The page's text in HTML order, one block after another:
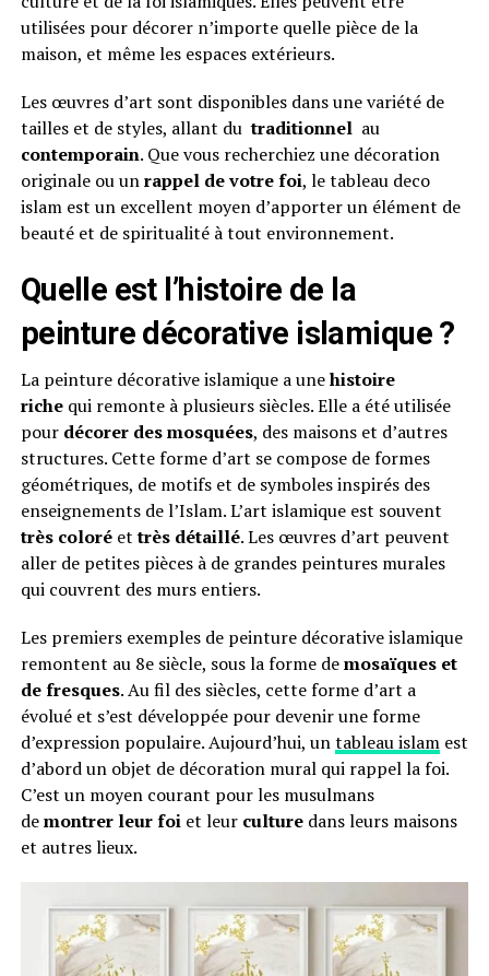
utilisées pour décorer n’importe quelle pièce de la
maison, et même les espaces extérieurs.
Les œuvres d’art sont disponibles dans une variété de
tailles et de styles, allant dutraditionnel au
contemporain. Que vous recherchiez une décoration
originale ou unrappel de votre foi, le tableau deco
islam est un excellent moyen d’apporter un élément de
beauté et de spiritualité à tout environnement.
Quelle est l’histoire de la
peinture décorative islamique ?
La peinture décorative islamique a unehistoire
richequi remonte à plusieurs siècles. Elle a été utilisée
pour décorer des mosquées, des maisons et d’autres
structures. Cette forme d’art se compose de formes
géométriques, de motifs et de symboles inspirés des
enseignements de l’Islam. L’art islamique est souvent
très coloréettrès détaillé. Les œuvres d’art peuvent
aller de petites pièces à de grandes peintures murales
qui couvrent des murs entiers.
Les premiers exemples de peinture décorative islamique
remontent au 8e siècle, sous la forme demosaïques et
de fresques. Au fil des siècles, cette forme d’art a
évolué et s’est développée pour devenir une forme
d’expression populaire. Aujourd’hui, untableau islamest
d’abord un objet de décoration mural qui rappel la foi.
C’est un moyen courant pour les musulmans
demontrer leur foiet leur culture dans leurs maisons
et autres lieux.